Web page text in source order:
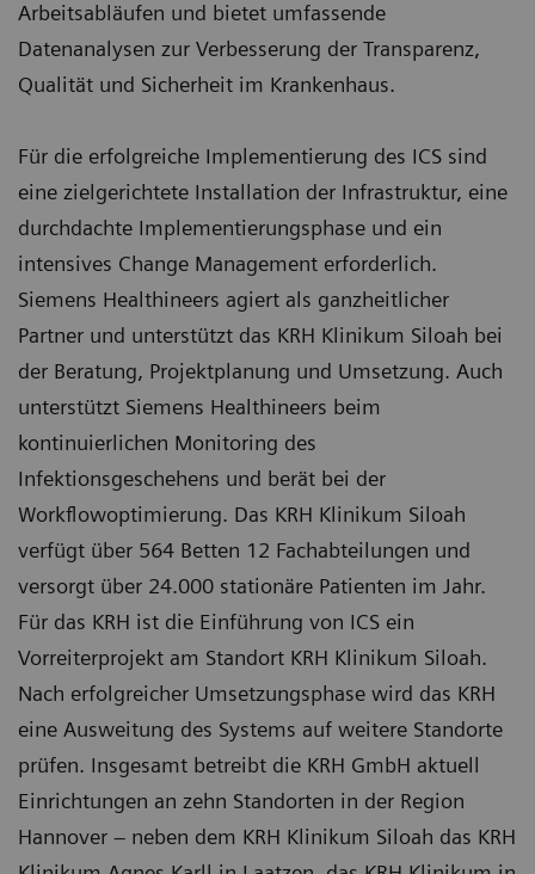
Arbeitsabläufen und bietet umfassende
Datenanalysen zur Verbesserung der Transparenz,
Qualität und Sicherheit im Krankenhaus.
Für die erfolgreiche Implementierung des ICS sind
eine zielgerichtete Installation der Infrastruktur, eine
durchdachte Implementierungsphase und ein
intensives Change Management erforderlich.
Siemens Healthineers agiert als ganzheitlicher
Partner und unterstützt das KRH Klinikum Siloah bei
der Beratung, Projektplanung und Umsetzung. Auch
unterstützt Siemens Healthineers beim
kontinuierlichen Monitoring des
Infektionsgeschehens und berät bei der
Workflowoptimierung. Das KRH Klinikum Siloah
verfügt über 564 Betten 12 Fachabteilungen und
versorgt über 24.000 stationäre Patienten im Jahr.
Für das KRH ist die Einführung von ICS ein
Vorreiterprojekt am Standort KRH Klinikum Siloah.
Nach erfolgreicher Umsetzungsphase wird das KRH
eine Ausweitung des Systems auf weitere Standorte
prüfen. Insgesamt betreibt die KRH GmbH aktuell
Einrichtungen an zehn Standorten in der Region
Hannover – neben dem KRH Klinikum Siloah das KRH